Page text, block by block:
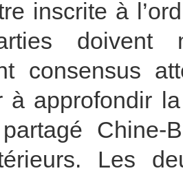
inscrite à
doivent
consensus
à approfondir
partagé
Les